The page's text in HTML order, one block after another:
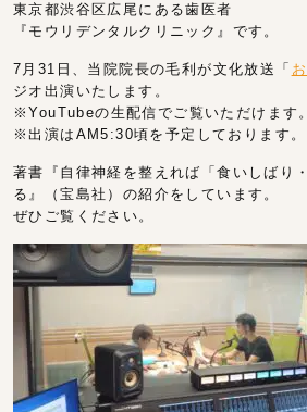
東京都渋谷区広尾にある歯医者
『モウリデンタルクリニック』です。
7月31日、当院院長の毛利が文化放送「
ジオ出演いたします。
※YouTubeの生配信でご覧いただけます。
※出演はAM5:30頃を予定しております。
著書『自律神経を整えれば「食いしばり
る』（宝島社）の紹介をしています。
ぜひご覧ください。